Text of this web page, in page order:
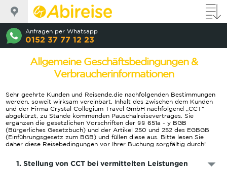
Anfragen per Whatsapp
0152 37 77 12 23
Allgemeine Geschäftsbedingungen &
Verbraucherinformationen
Sehr geehrte Kunden und Reisende,die nachfolgenden Bestimmungen
werden, soweit wirksam vereinbart, Inhalt des zwischen dem Kunden
und der Firma Crystal Collegium Travel GmbH nachfolgend „CCT“
abgekürzt, zu Stande kommenden Pauschalreisevertrages. Sie
ergänzen die gesetzlichen Vorschriften der §§ 651a - y BGB
(Bürgerliches Gesetzbuch) und der Artikel 250 und 252 des EGBGB
(Einführungsgesetz zum BGB) und füllen diese aus. Bitte lesen Sie
daher diese Reisebedingungen vor Ihrer Buchung sorgfältig durch!
1. Stellung von CCT bei vermittelten Leistungen